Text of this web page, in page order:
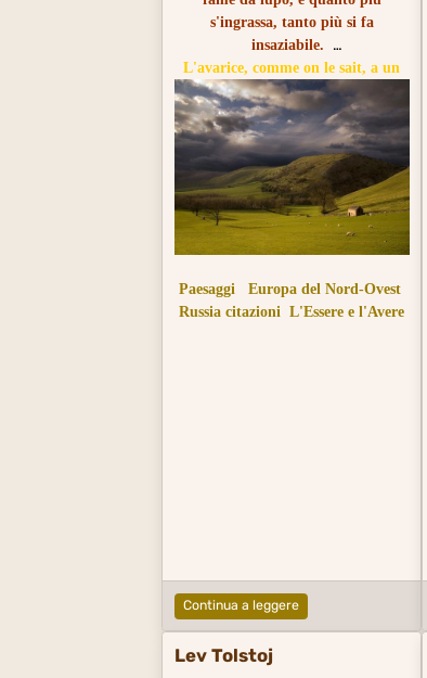
s'ingrassa, tanto più si fa
insaziabile.
L'avarice, comme on le sait, a un
appétit de loup ; et plus elle
engraisse, plus elle est insatiable.
Paesaggi
Europa del Nord-Ovest
Russia citazioni L'Essere e l'Avere
Continua a leggere
Lev Tolstoj